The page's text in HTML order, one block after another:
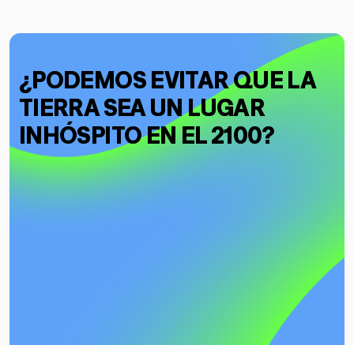
¿PODEMOS EVITAR QUE LA
TIERRA SEA UN LUGAR
INHÓSPITO EN EL 2100?